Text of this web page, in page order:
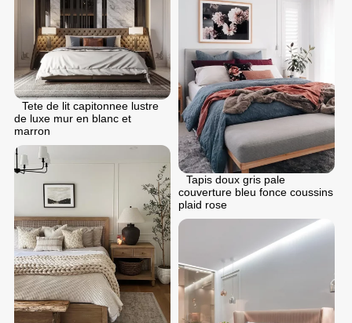
Tete de lit capitonnee lustre
de luxe mur en blanc et
marron
Tapis doux gris pale
couverture bleu fonce coussins
plaid rose